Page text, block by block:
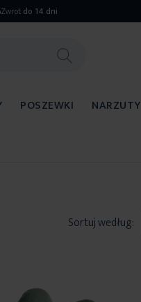
Zwrot do 14 dni
POSZEWKI NARZUTY
Sortuj według: